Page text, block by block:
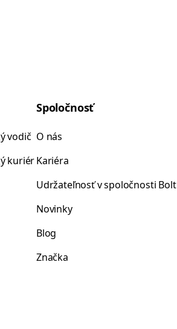
vodič
kuriér
Spoločnosť
O nás
Kariéra
Udržateľnosť v spoločnosti Bolt
Novinky
Blog
Značka